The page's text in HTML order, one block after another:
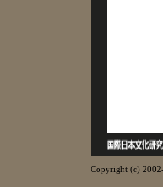
Copyright (c)